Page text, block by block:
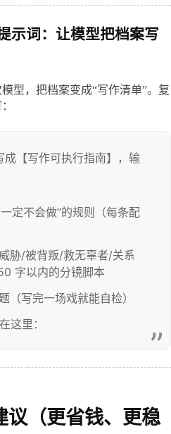
示词：让模型把档案写
型，把档案变成“写作清单”。复
【写作可执行指南】，输
定不会做”的规则（每条配
胁/被背叛/救无辜者/关系
字以内的分镜脚本
（写完一场戏就能自检）
这里：
议（更省钱、更稳